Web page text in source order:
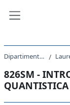
Dipartimento di Fisica
826SM -